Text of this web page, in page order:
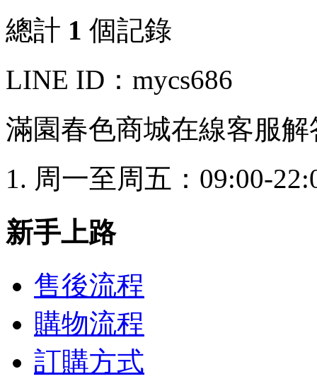
總計 1 個記錄
LINE ID：mycs686
滿園春色商城在線客服解
周一至周五：09:00-
新手上路
售後流程
購物流程
訂購方式